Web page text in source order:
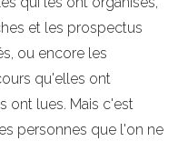
et les prospectus
ou encore les
qu'elles ont
ont lues. Mais c'est
personnes que l'on ne